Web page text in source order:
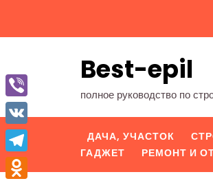
содержимому
Best-epil
полное руководство по
ДАЧА, УЧАСТОК
ГАДЖЕТ
РЕМОНТ И
Viber
VK
Telegram